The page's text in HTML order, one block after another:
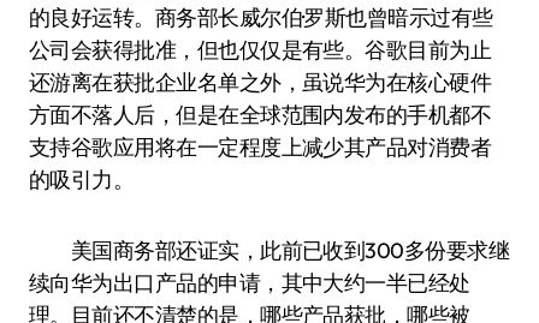
的良好运转。商务部长威尔伯·罗斯也曾暗示过有些
公司会获得批准，但也仅仅是有些。谷歌目前为止
还游离在获批企业名单之外，虽说华为在核心硬件
方面不落人后，但是在全球范围内发布的手机都不
支持谷歌应用将在一定程度上减少其产品对消费者
的吸引力。
美国商务部还证实，此前已收到300多份要求继
续向华为出口产品的申请，其中大约一半已经处
理。目前还不清楚的是，哪些产品获批，哪些被